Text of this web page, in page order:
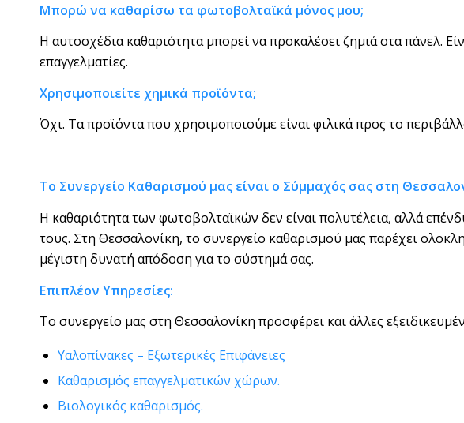
Μπορώ να καθαρίσω τα φωτοβολταϊκά μόνος μου;
Η αυτοσχέδια καθαριότητα μπορεί να προκαλέσει ζημιά στα πάνελ.
επαγγελματίες.
Χρησιμοποιείτε χημικά προϊόντα;
Όχι. Τα προϊόντα που χρησιμοποιούμε είναι φιλικά προς το
Το Συνεργείο Καθαρισμού μας είναι ο Σύμμαχός σας στη
Η καθαριότητα των φωτοβολταϊκών δεν είναι πολυτέλεια, αλλά
τους. Στη Θεσσαλονίκη, το συνεργείο καθαρισμού μας παρέχει
μέγιστη δυνατή απόδοση για το σύστημά σας.
Επιπλέον Υπηρεσίες:
Το συνεργείο μας στη Θεσσαλονίκη προσφέρει και άλλες
Υαλοπίνακες – Εξωτερικές Επιφάνειες
Καθαρισμός επαγγελματικών χώρων.
Βιολογικός καθαρισμός.